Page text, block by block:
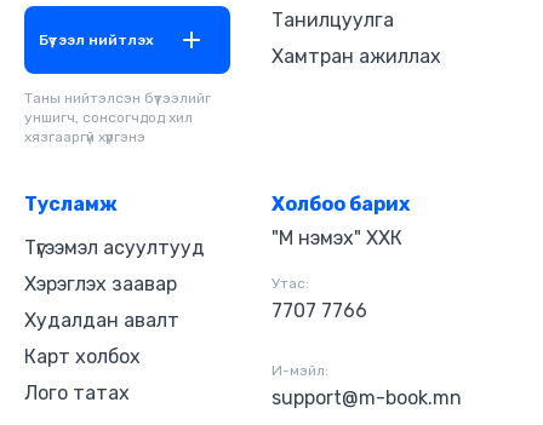
Бүтээл нийтлэх
Таны нийтэлсэн бүтээлийг
уншигч, сонсогчдод хил
хязгааргүй хүргэнэ
Танилцуулга
Хамтран ажиллах
Тусламж
Түгээмэл асуултууд
Хэрэглэх заавар
Худалдан авалт
Карт холбох
Лого татах
Холбоо барих
"М нэмэх" ХХК
Утас:
7707 7766
И-мэйл:
support@m-book.mn